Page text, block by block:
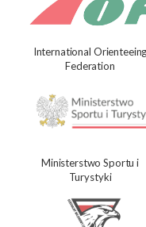
International Orienteeing
Federation
Ministerstwo Sportu i
Turystyki